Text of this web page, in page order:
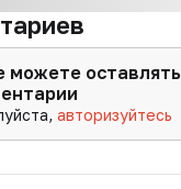
можете оставлять
авторизуйтесь